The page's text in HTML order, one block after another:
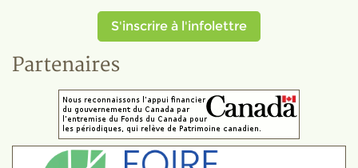
S'inscrire à l'infolettre
Partenaires